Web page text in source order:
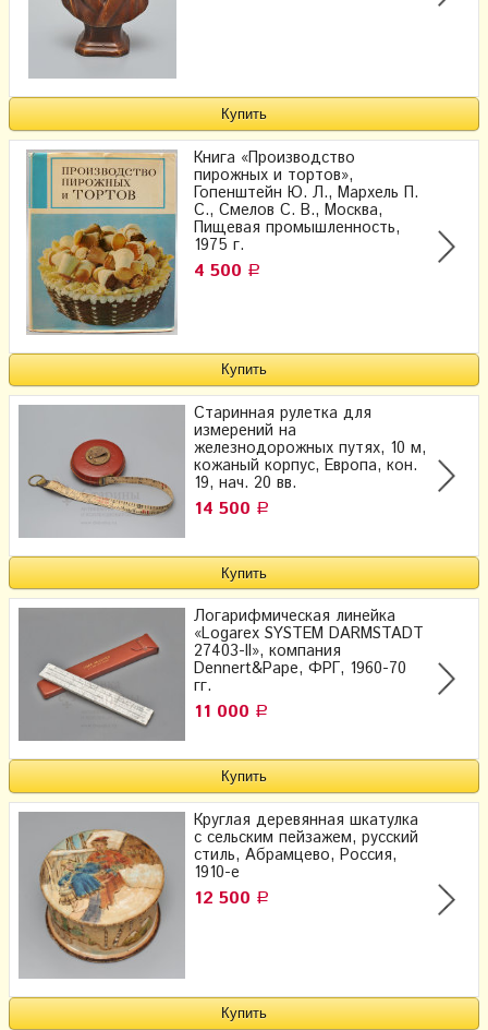
Книга «Производство
пирожных и тортов»,
Гопенштейн Ю. Л., Мархель П.
С., Смелов С. В., Москва,
Пищевая промышленность,
1975 г.
4 500 Р
Старинная рулетка для
измерений на
железнодорожных путях, 10 м,
кожаный корпус, Европа, кон.
19, нач. 20 вв.
14 500 Р
Логарифмическая линейка
«Logarex SYSTEM DARMSTADT
27403-II», компания
Dennert&Pape, ФРГ, 1960-70
гг.
11 000 Р
Круглая деревянная шкатулка
с сельским пейзажем, русский
стиль, Абрамцево, Россия,
1910-е
12 500 Р